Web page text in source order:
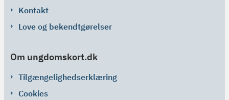
Kontakt
Love og bekendtgørelser
Om ungdomskort.dk
Tilgængelighedserklæring
Cookies